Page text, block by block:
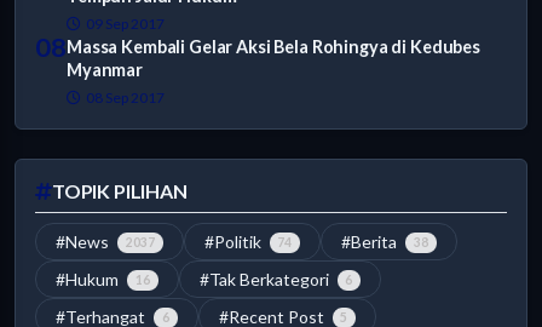
09 Sep 2017
08Massa Kembali Gelar Aksi Bela Rohingya di Kedubes
Myanmar
08 Sep 2017
TOPIK PILIHAN
#News 2037 #Politik 74 #Berita 38
#Hukum 16 #Tak Berkategori 6
#Terhangat 6 #Recent Post 5